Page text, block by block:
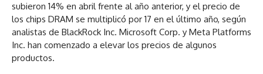
subieron 14% en abril frente al año anterior, y el precio de
los chips DRAM se multiplicó por 17 en el último año, según
analistas de BlackRock Inc. Microsoft Corp. y Meta Platforms
Inc. han comenzado a elevar los precios de algunos
productos.